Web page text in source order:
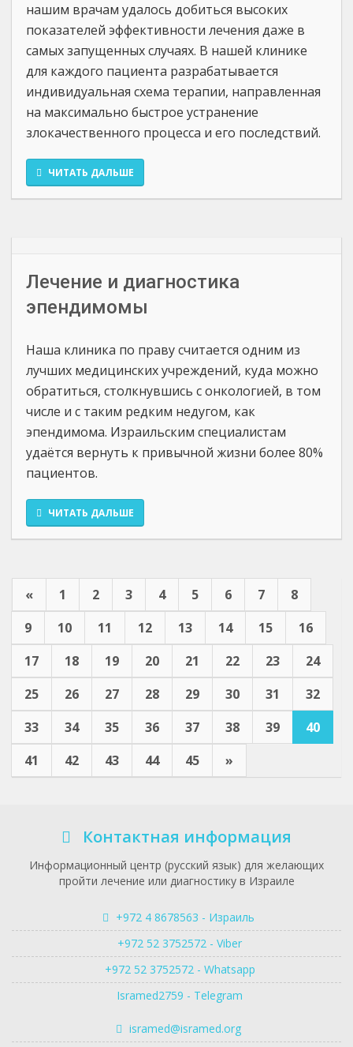
нашим врачам удалось добиться высоких
показателей эффективности лечения даже в
самых запущенных случаях. В нашей клинике
для каждого пациента разрабатывается
индивидуальная схема терапии, направленная
на максимально быстрое устранение
злокачественного процесса и его последствий.
ЧИТАТЬ ДАЛЬШЕ
Лечение и диагностика
эпендимомы
Наша клиника по праву считается одним из
лучших медицинских учреждений, куда можно
обратиться, столкнувшись с онкологией, в том
числе и с таким редким недугом, как
эпендимома. Израильским специалистам
удаётся вернуть к привычной жизни более 80%
пациентов.
ЧИТАТЬ ДАЛЬШЕ
« 1 2 3 4 5 6 7
8
9
10 11 12 13 14 15
16
17
18 19 20 21 22 23
24
25
26 27 28 29 30 31
32
33
34 35 36 37 38 39
40
41
42 43 44 45 »
Контактная информация
Информационный центр (русский язык) для желающих
пройти лечение или диагностику в Израиле
+972 4 8678563 - Израиль
+972 52 3752572 - Viber
+972 52 3752572 - Whatsapp
Isramed2759 - Telegram
isramed@isramed.org